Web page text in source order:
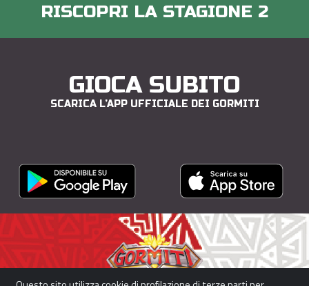
RISCOPRI LA STAGIONE 2
GIOCA SUBITO
SCARICA L’APP UFFICIALE DEI GORMITI